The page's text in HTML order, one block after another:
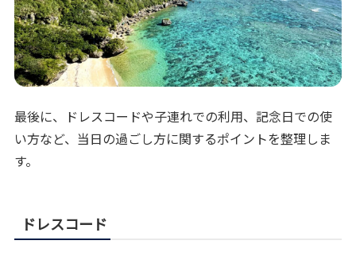
最後に、ドレスコードや子連れでの利用、記念日での使
い方など、当日の過ごし方に関するポイントを整理しま
す。
ドレスコード